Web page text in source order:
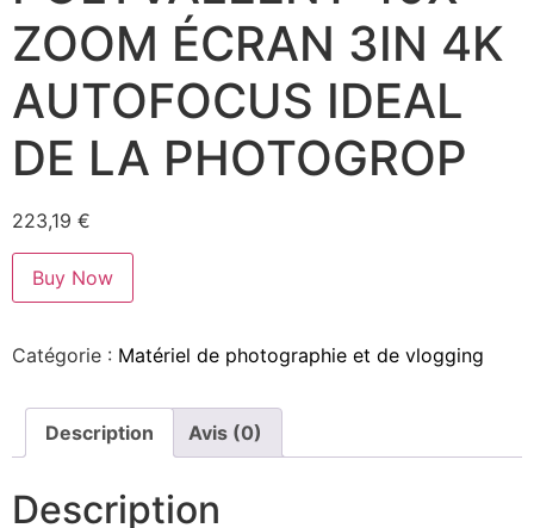
ZOOM ÉCRAN 3IN 4K
AUTOFOCUS IDEAL
DE LA PHOTOGROP
223,19 €
Buy Now
Catégorie : Matériel de photographie et de vlogging
Description Avis (0)
Description